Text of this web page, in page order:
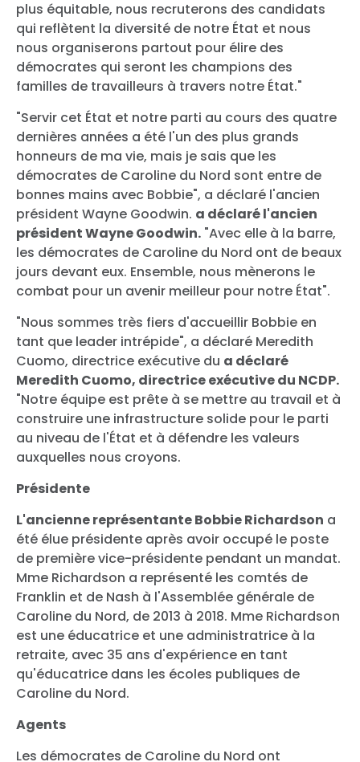
plus équitable, nous recruterons des candidats
qui reflètent la diversité de notre État et nous
nous organiserons partout pour élire des
démocrates qui seront les champions des
familles de travailleurs à travers notre État."
"Servir cet État et notre parti au cours des quatre
dernières années a été l'un des plus grands
honneurs de ma vie, mais je sais que les
démocrates de Caroline du Nord sont entre de
bonnes mains avec Bobbie", a déclaré l'ancien
président Wayne Goodwin. a déclaré l'ancien
président Wayne Goodwin. "Avec elle à la barre,
les démocrates de Caroline du Nord ont de beaux
jours devant eux. Ensemble, nous mènerons le
combat pour un avenir meilleur pour notre État".
"Nous sommes très fiers d'accueillir Bobbie en
tant que leader intrépide", a déclaré Meredith
Cuomo, directrice exécutive du a déclaré
Meredith Cuomo, directrice exécutive du NCDP.
"Notre équipe est prête à se mettre au travail et à
construire une infrastructure solide pour le parti
au niveau de l'État et à défendre les valeurs
auxquelles nous croyons.
Présidente
L'ancienne représentante Bobbie Richardson a
été élue présidente après avoir occupé le poste
de première vice-présidente pendant un mandat.
Mme Richardson a représenté les comtés de
Franklin et de Nash à l'Assemblée générale de
Caroline du Nord, de 2013 à 2018. Mme Richardson
est une éducatrice et une administratrice à la
retraite, avec 35 ans d'expérience en tant
qu'éducatrice dans les écoles publiques de
Caroline du Nord.
Agents
Les démocrates de Caroline du Nord ont